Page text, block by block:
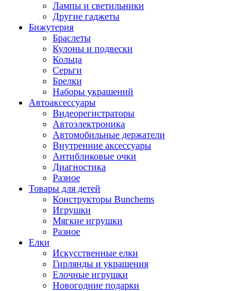
Лампы и светильники
Другие гаджеты
Бижутерия
Браслеты
Кулоны и подвески
Кольца
Серьги
Брелки
Наборы украшений
Автоаксессуары
Видеорегистраторы
Автоэлектроника
Автомобильные держатели
Внутренние аксессуары
Антибликовые очки
Диагностика
Разное
Товары для детей
Конструкторы Bunchems
Игрушки
Мягкие игрушки
Разное
Елки
Искусственные елки
Гирлянды и украшения
Елочные игрушки
Новогодние подарки